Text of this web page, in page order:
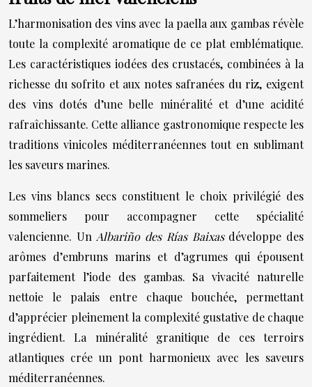
L’harmonisation des vins avec la paella aux gambas révèle
toute la complexité aromatique de ce plat emblématique.
Les caractéristiques iodées des crustacés, combinées à la
richesse du sofrito et aux notes safranées du riz, exigent
des vins dotés d’une belle minéralité et d’une acidité
rafraîchissante. Cette alliance gastronomique respecte les
traditions vinicoles méditerranéennes tout en sublimant
les saveurs marines.
Les vins blancs secs constituent le choix privilégié des
sommeliers pour accompagner cette spécialité
valencienne. Un Albariño des Rías Baixasdéveloppe des
arômes d’embruns marins et d’agrumes qui épousent
parfaitement l’iode des gambas. Sa vivacité naturelle
nettoie le palais entre chaque bouchée, permettant
d’apprécier pleinement la complexité gustative de chaque
ingrédient. La minéralité granitique de ces terroirs
atlantiques crée un pont harmonieux avec les saveurs
méditerranéennes.